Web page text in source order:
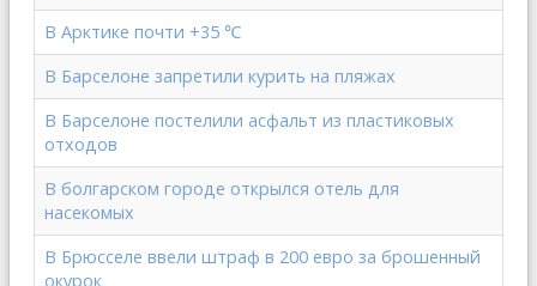
В Арктике почти +35 ‎℃
В Барселоне запретили курить на пляжах
В Барселоне постелили асфальт из пластиковых
отходов
В болгарском городе открылся отель для
насекомых
В Брюсселе ввели штраф в 200 евро за брошенный
окурок